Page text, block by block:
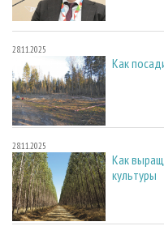
28.11.2025
Как
28.11.2025
Как
культуры